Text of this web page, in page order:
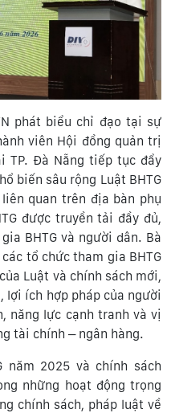
phát biểu chỉ đạo tại sự
viên Hội đồng quản trị
TP. Đà Nẵng tiếp tục đẩy
biến sâu rộng Luật BHTG
quan trên địa bàn phụ
được truyền tải đầy đủ,
BHTG và người dân. Bà
tổ chức tham gia BHTG
Luật và chính sách mới,
lợi ích hợp pháp của người
năng lực cạnh tranh và vị
tài chính – ngân hàng.
năm 2025 và chính sách
những hoạt động trọng
chính sách, pháp luật về